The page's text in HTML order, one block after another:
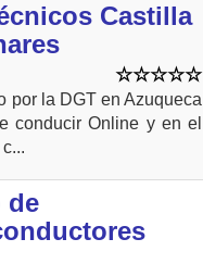
Castilla
por la DGT en Azuqueca
conducir Online y en el
de